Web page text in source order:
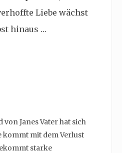
Liebe wächst
hinaus …
von Janes Vater hat sich
kommt mit dem Verlust
starke